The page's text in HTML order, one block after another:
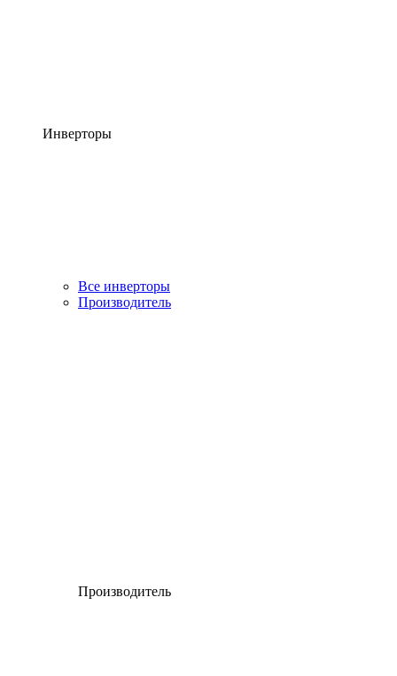
Инверторы
Все инверторы
Производитель
Производитель